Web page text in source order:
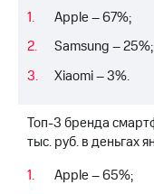
ПАО
Собрания
акционеров
акционера
Контроль
Apple – 67%;
Samsung – 25%;
Xiaomi – 3%.
Топ-3 бренда
тыс. руб. в деньгах
Apple – 65%;